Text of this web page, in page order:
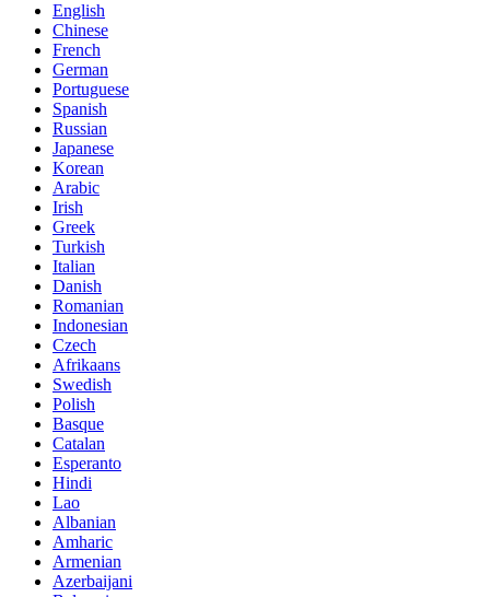
English
Chinese
French
German
Portuguese
Spanish
Russian
Japanese
Korean
Arabic
Irish
Greek
Turkish
Italian
Danish
Romanian
Indonesian
Czech
Afrikaans
Swedish
Polish
Basque
Catalan
Esperanto
Hindi
Lao
Albanian
Amharic
Armenian
Azerbaijani